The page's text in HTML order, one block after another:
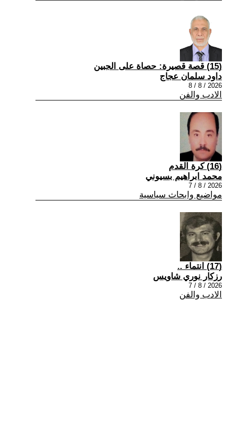
(15) قصة قصيرة: حصاة على الجبين
داود سلمان عجاج
2026 / 8 / 8
الادب والفن
(16) كرة القدم
محمد ابراهيم بسيوني
2026 / 8 / 7
مواضيع وابحاث سياسية
(17) انتماء ..
رزكار نوري شاويس
2026 / 8 / 7
الادب والفن